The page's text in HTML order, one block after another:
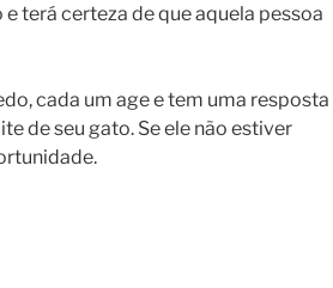
terá certeza de que aquela pessoa
cada um age e tem uma resposta
de seu gato. Se ele não estiver